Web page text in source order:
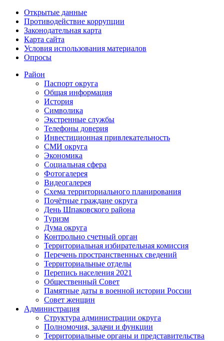
Открытые данные
Противодействие коррупции
Законодательная карта
Карта сайта
Условия использования материалов
Опросы
Район
Паспорт округа
Общая информация
История
Символика
Экстренные службы
Телефоны доверия
Инвестиционная привлекательность
СМИ округа
Экономика
Социальная сфера
Фотогалерея
Видеогалерея
Схема территориального планирования
Почётные граждане округа
День Шпаковского района
Туризм
Дума округа
Контрольно счетный орган
Территориальная избирательная комиссия
Перечень пространственных сведений
Территориальные отделы
Перепись населения 2021
Общественный Совет
Памятные даты в военной истории России
Совет женщин
Администрация
Структура администрации округа
Полномочия, задачи и функции
Территориальные органы и представительства